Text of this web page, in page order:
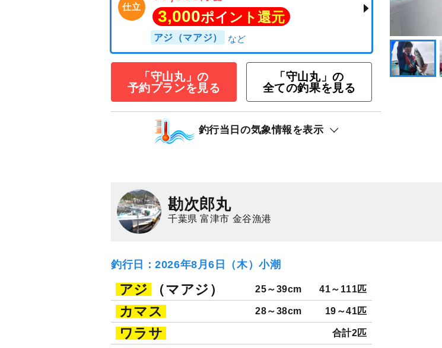
【平日】LTアジ釣りプラン
77,000
アジ（マアジ）
「守山丸」の
予約プランを見る
「守山丸」の
全ての釣果を見る
釣行当日の気象情報を表示
勘次郎丸
千葉県 富津市 金谷漁港
釣行日：2026年8月6日（木）小潮
アジ （マアジ） 25～39cm 41～111匹
カマス 28～38cm 19～41匹
ワラサ 合計2匹